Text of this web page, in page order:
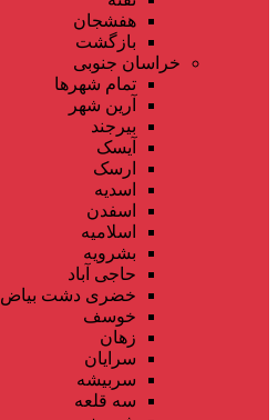
هفشجان
بازگشت
خراسان جنوبی
تمام شهر‌ها
آرین شهر
بیرجند
آیسک
ارسک
اسدیه
اسفدن
اسلامیه
بشرویه
حاجی آباد
خضری دشت بیاض
خوسف
زهان
سرایان
سربیشه
سه قلعه